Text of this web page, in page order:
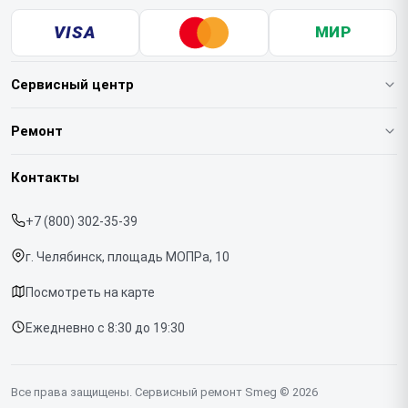
VISA МИР
Сервисный центр
О нашем сервисе
Срочный ремонт
Доставка и способы оплаты
Диагностика
Контакты
Ремонт
Кофемашин
Контакты
+7 (800) 302-35-39
г. Челябинск, площадь МОПРа, 10
Посмотреть на карте
Ежедневно с 8:30 до 19:30
Все права защищены. Сервисный ремонт Smeg © 2026